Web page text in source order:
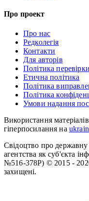
Про проект
Про нас
Редколегія
Контакти
Для авторів
Політика
Етична політика
Політика
Політика
Умови надання
Використання
гіперпосилання на
Свідоцтво про
агентства як суб'єкта
№516-378Р) © 2015 -
захищені.